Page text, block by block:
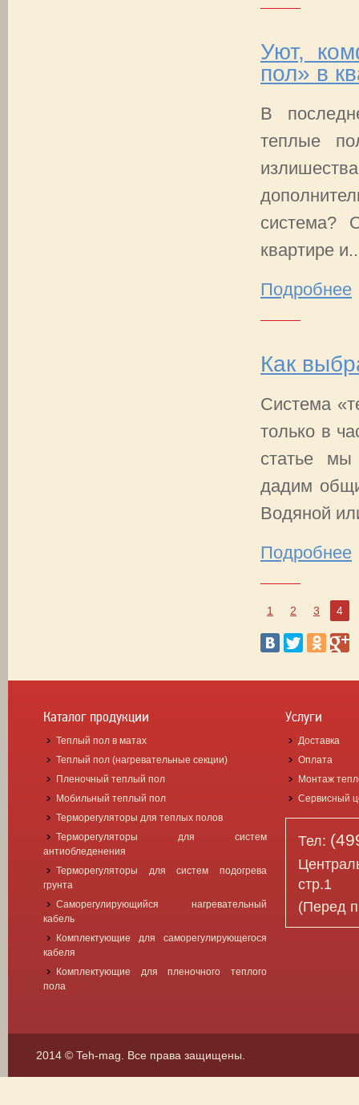
Уют,
пол» в
В
теплые
система?
квартире
Подробнее
Как
Система
только в
статье мы
дадим
Водяной
Подробнее
1 2 3 4
Каталог продукции
Теплый пол в матах
Теплый пол (нагревательные секции)
Пленочный теплый пол
Мобильный теплый пол
Терморегуляторы для теплых полов
Терморегуляторы для систем
антиобледенения
Терморегуляторы для систем подогрева
грунта
Саморегулирующийся нагревательный
кабель
Комплектующие для саморегулирующегося
кабеля
Комплектующие для пленочного теплого
пола
Услуги
Доставка
Оплата
Монтаж
Сервисный
Тел:
стр.1
(Перед
2014 © Teh-mag. Все права защищены.